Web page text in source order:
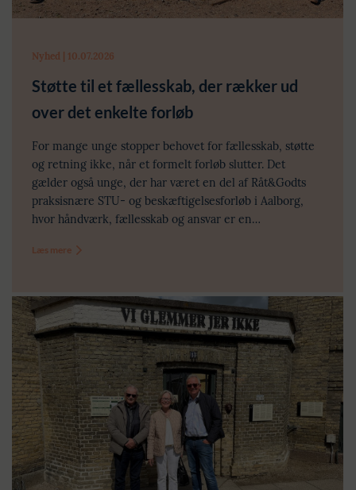
Nyhed | 10.07.2026
Støtte til et fællesskab, der rækker ud
over det enkelte forløb
For mange unge stopper behovet for fællesskab, støtte
og retning ikke, når et formelt forløb slutter. Det
gælder også unge, der har været en del af Råt&Godts
praksisnære STU- og beskæftigelsesforløb i Aalborg,
hvor håndværk, fællesskab og ansvar er en…
Læs mere